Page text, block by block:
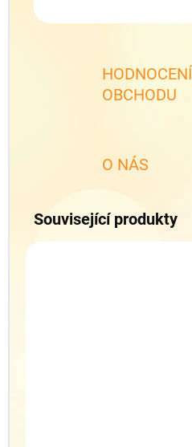
HODNOCENÍ
OBCHODU
O NÁS
Související produkty